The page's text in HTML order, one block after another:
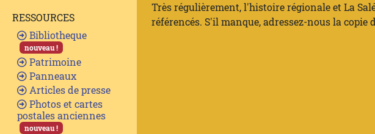
RESSOURCES
Bibliotheque
nouveau !
Patrimoine
Panneaux
Articles de presse
Photos et cartes
postales anciennes
nouveau !
Très régulièrement, l'histoire régionale et La
référencés. S'il manque, adressez-nous la